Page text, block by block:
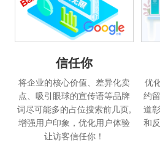
信任你
将企业的核心价值、差异化卖
点、吸引眼球的宣传语等品牌
词尽可能多的占位搜索前几页,
增强用户印象，优化用户体验
让访客信任你！
优
约
道
和